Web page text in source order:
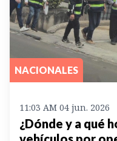
NACIONALES
11:03 AM 04 jun. 2026
¿Dónde y a qué